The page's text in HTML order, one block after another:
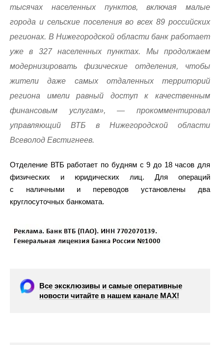
тысячах населенных пунктов, включая малые
города и сельские поселения во всех 89 российских
регионах. В Нижегородской области банк работает
уже в 327 населенных пунктах. Мы продолжаем
модернизировать физические отделения, чтобы
жители даже самых отдаленных территорий
региона имели равный доступ к качественным
финансовым услугам», — прокомментировал
управляющий ВТБ в Нижегородской области
Всеволод Евстигнеев.
Отделение ВТБ работает по будням с 9 до 18 часов для
физических и юридических лиц. Для операций
с наличными и переводов установлены два
круглосуточных банкомата.
Все эксклюзивы и самые оперативные
новости читайте в нашем канале МАХ!